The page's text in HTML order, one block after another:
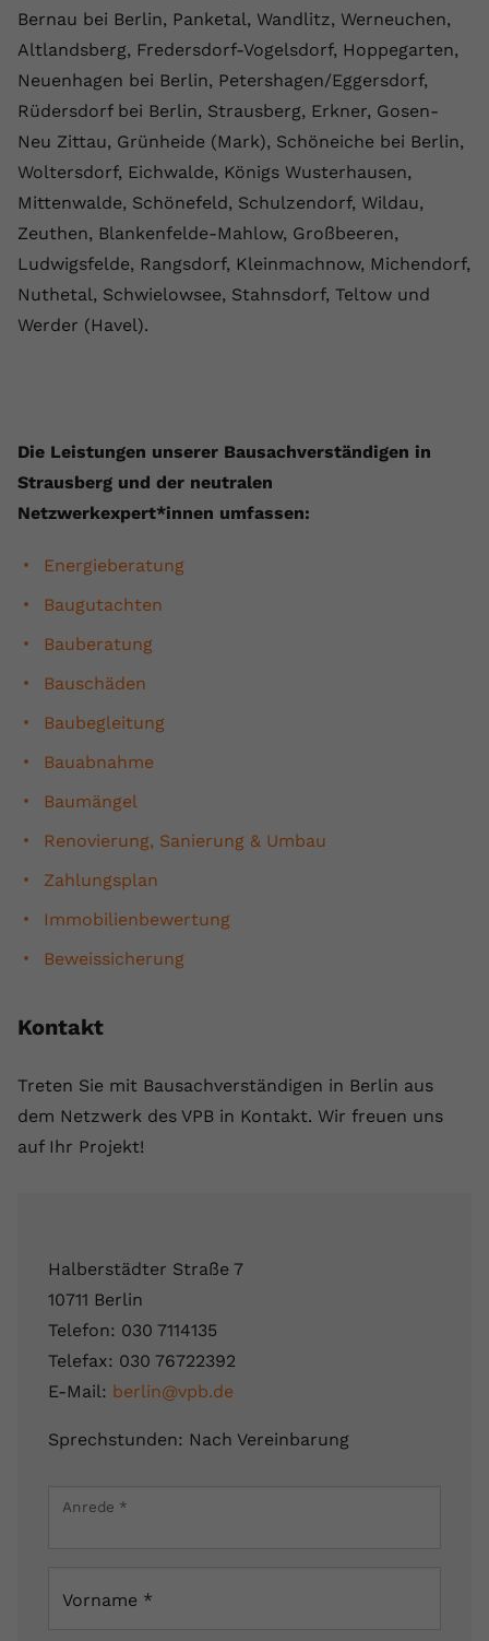
Bernau bei Berlin, Panketal, Wandlitz, Werneuchen,
Altlandsberg, Fredersdorf-Vogelsdorf, Hoppegarten,
Neuenhagen bei Berlin, Petershagen/Eggersdorf,
Rüdersdorf bei Berlin, Strausberg, Erkner, Gosen-
Neu Zittau, Grünheide (Mark), Schöneiche bei Berlin,
Woltersdorf, Eichwalde, Königs Wusterhausen,
Mittenwalde, Schönefeld, Schulzendorf, Wildau,
Zeuthen, Blankenfelde-Mahlow, Großbeeren,
Ludwigsfelde, Rangsdorf, Kleinmachnow, Michendorf,
Nuthetal, Schwielowsee, Stahnsdorf, Teltow und
Werder (Havel).
Die ⁠Leistungen unserer Bausachverständigen in
Strausberg und der neutralen
Netzwerkexpert*innen umfassen:
Energieberatung
Baugutachten
Bauberatung
Bauschäden
Baubegleitung
Bauabnahme
Baumängel
Renovierung, Sanierung & Umbau
Zahlungsplan
Immobilienbewertung
Beweissicherung
Kontakt
Treten Sie mit Bausachverständigen in Berlin aus
dem Netzwerk des VPB in Kontakt. Wir freuen uns
auf Ihr Projekt!
Halberstädter Straße 7
10711 Berlin
Telefon: 030 7114135
Telefax: 030 76722392
E-Mail: berlin@vpb.de
Sprechstunden: Nach Vereinbarung
Halberstädter Straße 7, 10711 Berlin, Deutschland
Anrede *
Vorname *